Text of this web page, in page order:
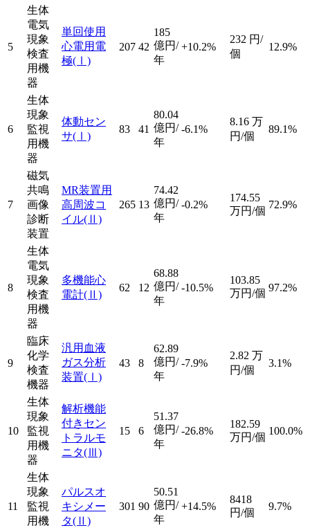
5
生体
電気
現象
検査
用機
器
単回使用
心電用電
極(Ⅰ)
207 42
185
億円/
年
+10.2%
232 円/
個
12.9%
6
生体
現象
監視
用機
器
体動セン
サ(Ⅰ)
83 41
80.04
億円/
年
-6.1%
8.16 万
円/個
89.1%
7
磁気
共鳴
画像
診断
装置
MR装置用
高周波コ
イル(Ⅱ)
265 13
74.42
億円/
年
-0.2%
174.55
万円/個
72.9%
8
生体
電気
現象
検査
用機
器
多機能心
電計(Ⅱ)
62 12
68.88
億円/
年
-10.5%
103.85
万円/個 97.2%
9
臨床
化学
検査
機器
汎用血液
ガス分析
装置(Ⅰ)
43 8
62.89
億円/
年
-7.9%
2.82 万
円/個
3.1%
10
生体
現象
監視
用機
器
解析機能
付きセン
トラルモ
ニタ(Ⅲ)
15 6
51.37
億円/
年
-26.8%
182.59
万円/個
100.0%
11
生体
現象
監視
用機
パルスオ
キシメー
タ(Ⅱ)
301 90
50.51
億円/
年
+14.5%
8418
円/個
9.7%